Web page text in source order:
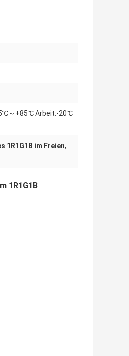
～+85℃ Arbeit:-20℃
1R1G1B im Freien,
1R1G1B